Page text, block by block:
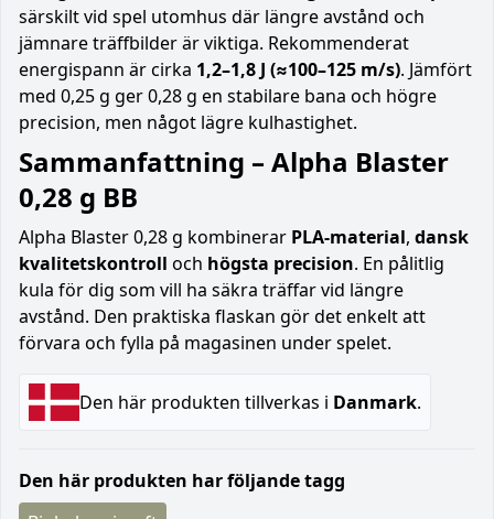
särskilt vid spel utomhus där längre avstånd och
jämnare träffbilder är viktiga. Rekommenderat
energispann är cirka 1,2–1,8 J (≈100–125 m/s). Jämfört
med 0,25 g ger 0,28 g en stabilare bana och högre
precision, men något lägre kulhastighet.
Sammanfattning – Alpha Blaster
0,28 g BB
Alpha Blaster 0,28 g kombinerar PLA-material, dansk
kvalitetskontroll och högsta precision. En pålitlig
kula för dig som vill ha säkra träffar vid längre
avstånd. Den praktiska flaskan gör det enkelt att
förvara och fylla på magasinen under spelet.
Den här produkten tillverkas i Danmark.
Den här produkten har följande tagg